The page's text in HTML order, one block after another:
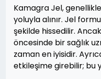
Kamagra Jel,
yoluyla alınır. Jel
şekilde hissedilir.
öncesinde bir sağlık
zaman en iyisidir.
etkileşime girebilir; bu